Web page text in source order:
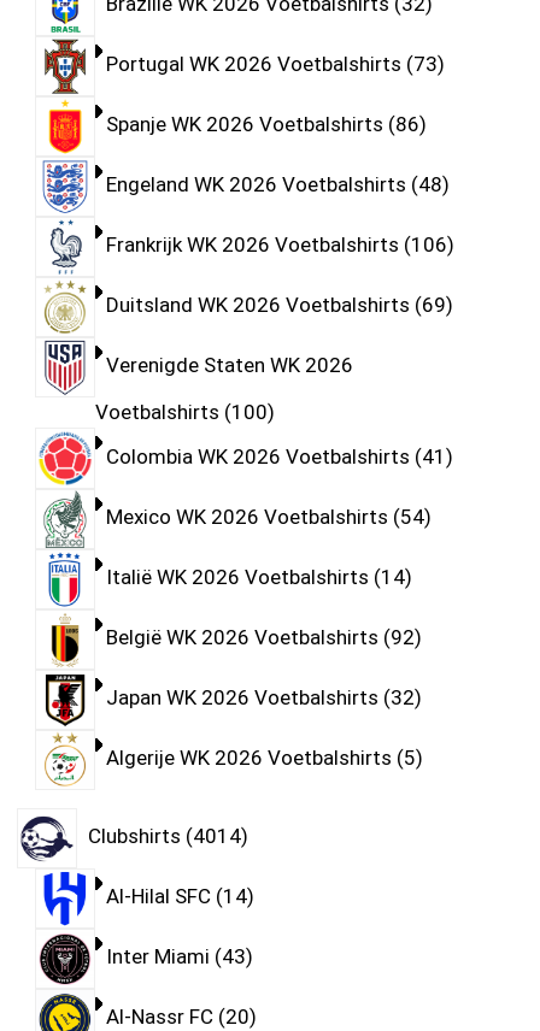
Portugal WK 2026 Voetbalshirts 73
Spanje WK 2026 Voetbalshirts 86
Engeland WK 2026 Voetbalshirts 48
Frankrijk WK 2026 Voetbalshirts 106
Duitsland WK 2026 Voetbalshirts 69
Verenigde Staten WK 2026
Voetbalshirts 100
Colombia WK 2026 Voetbalshirts 41
Mexico WK 2026 Voetbalshirts 54
Italië WK 2026 Voetbalshirts 14
België WK 2026 Voetbalshirts 92
Japan WK 2026 Voetbalshirts 32
Algerije WK 2026 Voetbalshirts 5
Clubshirts 4014
Al-Hilal SFC 14
Inter Miami 43
Al-Nassr FC 20